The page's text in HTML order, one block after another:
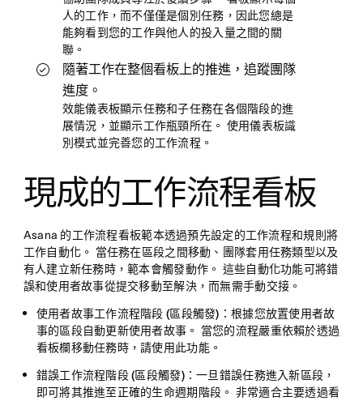
人的工作，而不僅僅是個別任務，因此您總是
能夠看到您的工作與他人的投入量之間的關
聯。
隨著工作在整個看板上的推進，追蹤團隊
進度。
效能儀表板顯示任務和子任務在各個階段的進
展情況，並顯示工作瓶頸所在。 使用儀表板識
別模式並完善您的工作流程。
現成的工作流程看板
Asana 的工作流程看板範本透過預先設定的工作流程和規則將
工作自動化。 當任務在區段之間移動、團隊套用任務類型以及
有人建立新任務時，範本會觸發動作。 這些自動化功能可將錯
誤和使用者故事從提交移動至解決，而無需手動交接。
使用者故事工作流程階段 (區段觸發)： 根據您放置使用者故
事的區段自動更新使用者故事。 當您的流程嚴重依賴於透過
看板欄移動任務時，請使用此功能。
錯誤工作流程階段 (區段觸發)：一旦錯誤任務進入新區段，
即可將其推進至正確的生命週期階段。 非常適合主要透過看